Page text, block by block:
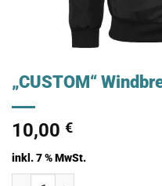
„CUSTOM“
10,00 €
inkl. 7 % MwSt.
"CUSTOM" Windbreaker